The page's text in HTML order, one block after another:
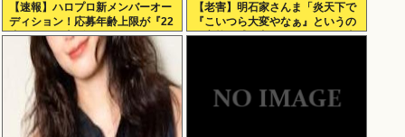
【速報】ハロプロ新メンバーオー
ディション！応募年齢上限が『22
歳』に引き上げられる
【老害】明石家さんま「炎天下で
『こいつら大変やなぁ』というの
が高校野球の良さ。ナイターが当